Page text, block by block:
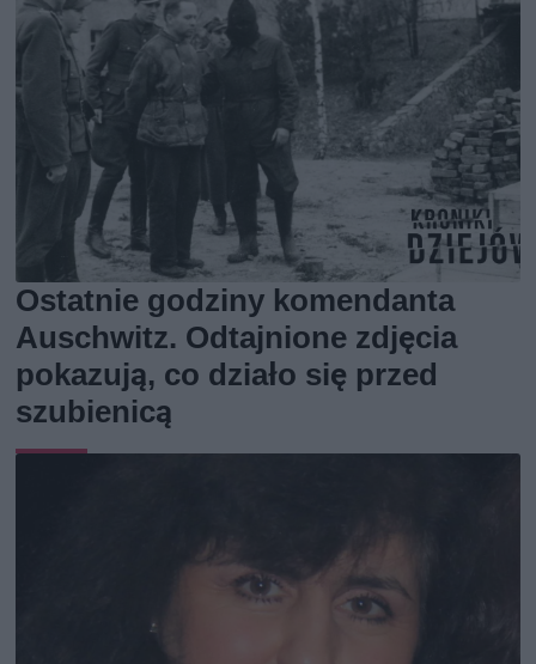
Ostatnie godziny komendanta
Auschwitz. Odtajnione zdjęcia
pokazują, co działo się przed
szubienicą